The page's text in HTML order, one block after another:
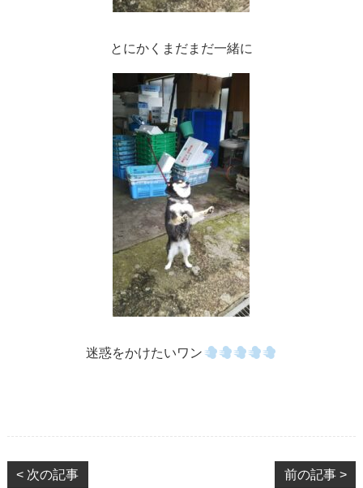
とにかくまだまだ一緒に
迷惑をかけたいワン
< 次の記事 前の記事 >